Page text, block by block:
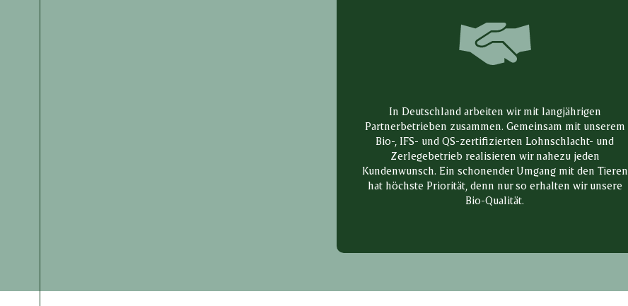
In Deutschland arbeiten wir mit langjährigen
Partnerbetrieben zusammen. Gemeinsam mit unserem
Bio-, IFS- und QS-zertifizierten Lohnschlacht- und
Zerlegebetrieb realisieren wir nahezu jeden
Kundenwunsch. Ein schonender Umgang mit den Tieren
hat höchste Priorität, denn nur so erhalten wir unsere
Bio-Qualität.